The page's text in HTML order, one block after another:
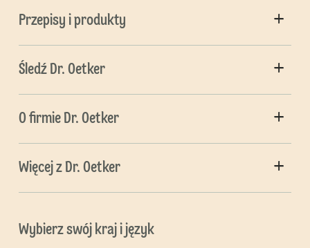
Przepisy i produkty
Śledź Dr. Oetker
O firmie Dr. Oetker
Więcej z Dr. Oetker
Wybierz swój kraj i język